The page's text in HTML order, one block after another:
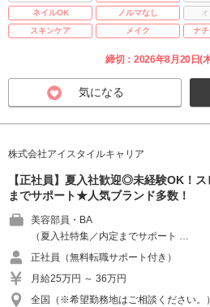
ネイルOK
ノルマなし
スキンケア
メイク ナ
締切：2026年8月20日(
気になる
株式会社アイスタイルキャリア
【正社員】夏入社歓迎◎未経験OK！
までサポート★人気ブランド多数！
美容部員・BA
（夏入社特集／内定までサポート …
正社員（無料転職サポート付き）
月給25万円 ～ 36万円
全国（※希望勤務地はご相談ください。）